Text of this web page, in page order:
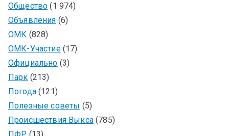
Общество (1 974)
Объявления (6)
ОМК (828)
ОМК-Участие(17)
Официально (3)
Парк (213)
Погода(121)
Полезные советы (5)
Происшествия Выкса(785)